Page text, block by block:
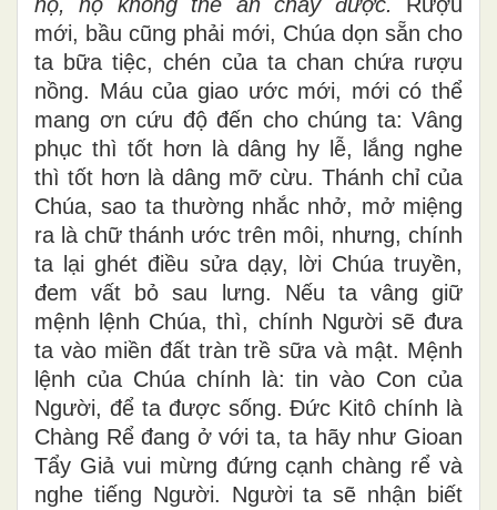
mới, bầu cũng phải mới, Chúa dọn sẵn cho
ta bữa tiệc, chén của ta chan chứa rượu
nồng. Máu của giao ước mới, mới có thể
mang ơn cứu độ đến cho chúng ta: Vâng
phục thì tốt hơn là dâng hy lễ, lắng nghe
thì tốt hơn là dâng mỡ cừu. Thánh chỉ của
Chúa, sao ta thường nhắc nhở, mở miệng
ra là chữ thánh ước trên môi, nhưng, chính
ta lại ghét điều sửa dạy, lời Chúa truyền,
đem vất bỏ sau lưng. Nếu ta vâng giữ
mệnh lệnh Chúa, thì, chính Người sẽ đưa
ta vào miền đất tràn trề sữa và mật. Mệnh
lệnh của Chúa chính là: tin vào Con của
Người, để ta được sống. Đức Kitô chính là
Chàng Rể đang ở với ta, ta hãy như Gioan
Tẩy Giả vui mừng đứng cạnh chàng rể và
nghe tiếng Người. Người ta sẽ nhận biết